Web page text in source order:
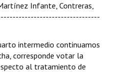
Infante, Contreras,
intermedio continuamos
corresponde votar la
al tratamiento de